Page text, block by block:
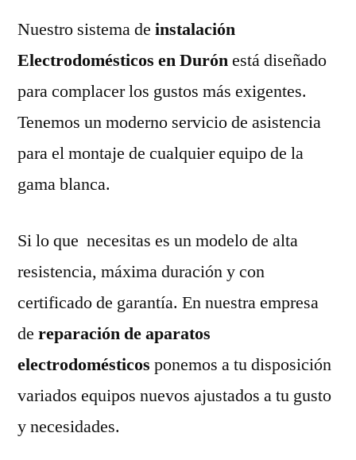
Nuestro sistema de instalación
Electrodomésticos en Durónestá diseñado
para complacer los gustos más exigentes.
Tenemos un moderno servicio de asistencia
para el montaje de cualquier equipo de la
gama blanca.
Si lo que necesitas es un modelo de alta
resistencia, máxima duración y con
certificado de garantía. En nuestra empresa
de reparación de aparatos
electrodomésticos ponemos a tu disposición
variados equipos nuevos ajustados a tu gusto
y necesidades.